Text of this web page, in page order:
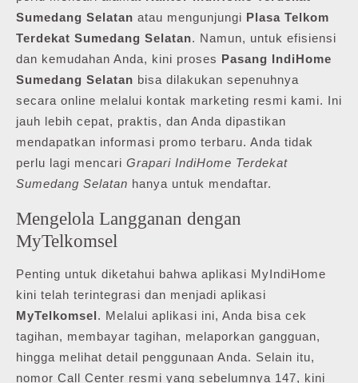
Sumedang Selatan atau mengunjungi Plasa Telkom
Terdekat Sumedang Selatan. Namun, untuk efisiensi
dan kemudahan Anda, kini proses Pasang IndiHome
Sumedang Selatan bisa dilakukan sepenuhnya
secara online melalui kontak marketing resmi kami. Ini
jauh lebih cepat, praktis, dan Anda dipastikan
mendapatkan informasi promo terbaru. Anda tidak
perlu lagi mencari Grapari IndiHome Terdekat
Sumedang Selatan hanya untuk mendaftar.
Mengelola Langganan dengan
MyTelkomsel
Penting untuk diketahui bahwa aplikasi MyIndiHome
kini telah terintegrasi dan menjadi aplikasi
MyTelkomsel . Melalui aplikasi ini, Anda bisa cek
tagihan, membayar tagihan, melaporkan gangguan,
hingga melihat detail penggunaan Anda. Selain itu,
nomor Call Center resmi yang sebelumnya 147, kini